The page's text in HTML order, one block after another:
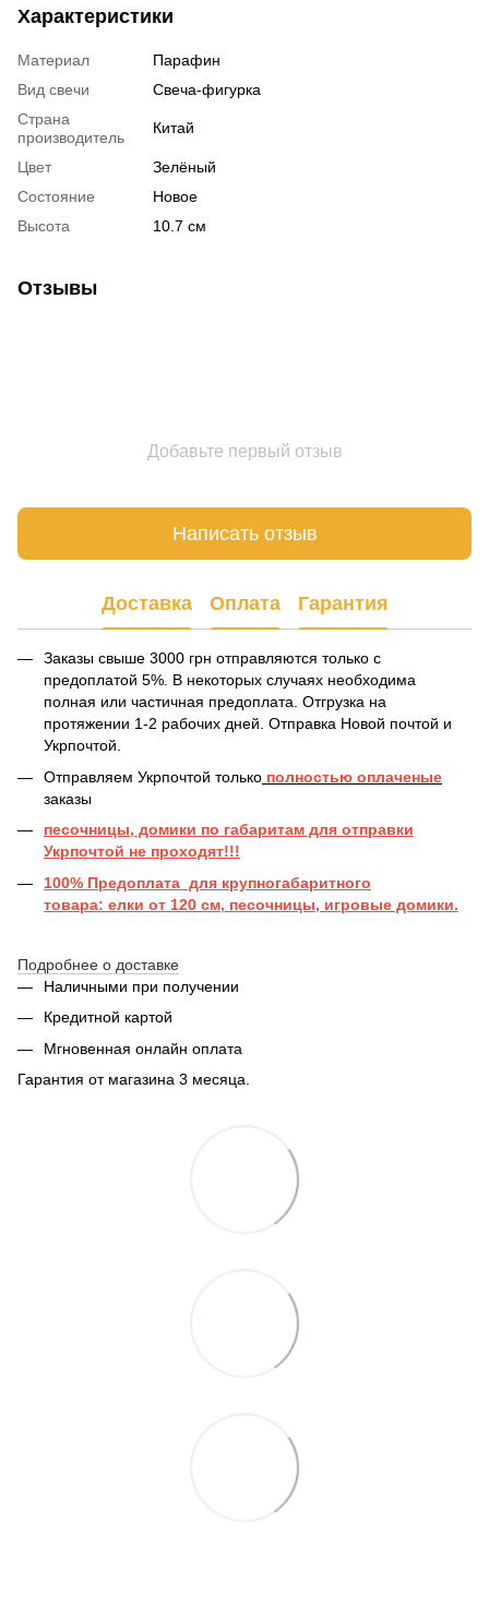
Характеристики
Материал
Парафин
Вид свечи
Свеча-фигурка
Страна
производитель
Китай
Цвет
Зелёный
Состояние
Новое
Высота
10.7 см
Отзывы
Добавьте первый отзыв
Написать отзыв
Доставка Оплата Гарантия
Заказы свыше 3000 грн отправляются только с
предоплатой 5%. В некоторых случаях необходима
полная или частичная предоплата. Отгрузка на
протяжении 1-2 рабочих дней. Отправка Новой почтой и
Укрпочтой.
Отправляем Укрпочтой только полностью оплаченые
заказы
песочницы, домики по габаритам для отправки
Укрпочтой не проходят!!!
100% Предоплата для крупногабаритного
товара: елки от 120 см, песочницы, игровые домики.
Подробнее о доставке
Наличными при получении
Кредитной картой
Мгновенная онлайн оплата
Гарантия от магазина 3 месяца.